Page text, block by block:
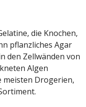
die Knochen,
pflanzliches Agar
den Zellwänden von
Algen
meisten Drogerien,